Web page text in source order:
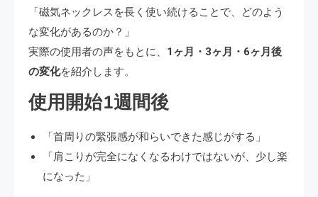
「磁気ネックレスを長く使い続けることで、どのよう
な変化があるのか？」
実際の使用者の声をもとに、 1ヶ月・3ヶ月・6ヶ月後
の変化を紹介します。
使用開始1週間後
「首周りの緊張感が和らいできた感じがする」
「肩こりが完全になくなるわけではないが、少し楽
になった」